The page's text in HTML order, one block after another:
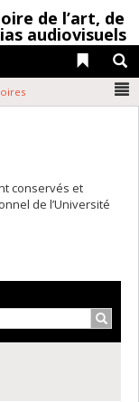
de l’art, de
audiovisuels
Liens
conservés et
de l’Université